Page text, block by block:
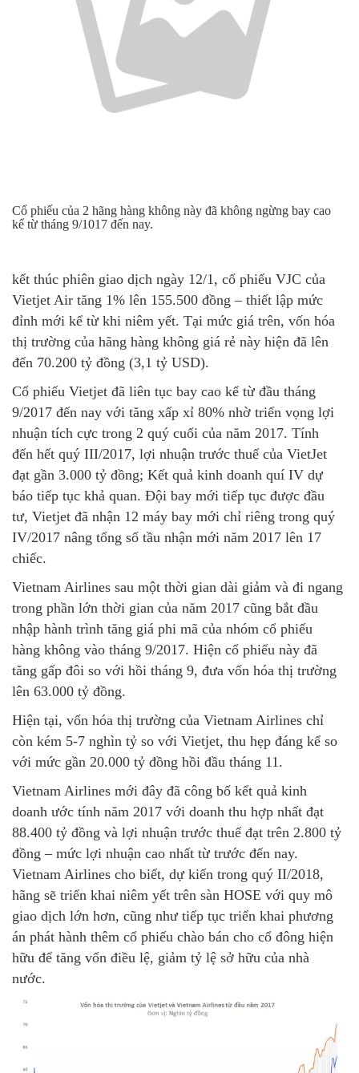
Cổ phiếu của 2 hãng hàng không này đã không ngừng bay cao
kể từ tháng 9/1017 đến nay.
kết thúc phiên giao dịch ngày 12/1, cổ phiếu VJC của
Vietjet Air tăng 1% lên 155.500 đồng – thiết lập mức
đỉnh mới kể từ khi niêm yết. Tại mức giá trên, vốn hóa
thị trường của hãng hàng không giá rẻ này hiện đã lên
đến 70.200 tỷ đồng (3,1 tỷ USD).
Cổ phiếu Vietjet đã liên tục bay cao kể từ đầu tháng
9/2017 đến nay với tăng xấp xỉ 80% nhờ triển vọng lợi
nhuận tích cực trong 2 quý cuối của năm 2017. Tính
đến hết quý III/2017, lợi nhuận trước thuế của VietJet
đạt gần 3.000 tỷ đồng; Kết quả kinh doanh quí IV dự
báo tiếp tục khả quan. Đội bay mới tiếp tục được đầu
tư, Vietjet đã nhận 12 máy bay mới chỉ riêng trong quý
IV/2017 nâng tổng số tầu nhận mới năm 2017 lên 17
chiếc.
Vietnam Airlines sau một thời gian dài giảm và đi ngang
trong phần lớn thời gian của năm 2017 cũng bắt đầu
nhập hành trình tăng giá phi mã của nhóm cổ phiếu
hàng không vào tháng 9/2017. Hiện cổ phiếu này đã
tăng gấp đôi so với hồi tháng 9, đưa vốn hóa thị trường
lên 63.000 tỷ đồng.
Hiện tại, vốn hóa thị trường của Vietnam Airlines chỉ
còn kém 5-7 nghìn tỷ so với Vietjet, thu hẹp đáng kể so
với mức gần 20.000 tỷ đồng hồi đầu tháng 11.
Vietnam Airlines mới đây đã công bố kết quả kinh
doanh ước tính năm 2017 với doanh thu hợp nhất đạt
88.400 tỷ đồng và lợi nhuận trước thuế đạt trên 2.800 tỷ
đồng – mức lợi nhuận cao nhất từ trước đến nay.
Vietnam Airlines cho biết, dự kiến trong quý II/2018,
hãng sẽ triển khai niêm yết trên sàn HOSE với quy mô
giao dịch lớn hơn, cũng như tiếp tục triển khai phương
án phát hành thêm cổ phiếu chào bán cho cổ đông hiện
hữu để tăng vốn điều lệ, giảm tỷ lệ sở hữu của nhà
nước.